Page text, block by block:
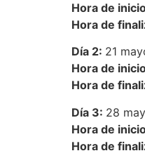
Hora de
Hora de
Día 2: 21
Hora de
Hora de
Día 3: 28
Hora de
Hora de